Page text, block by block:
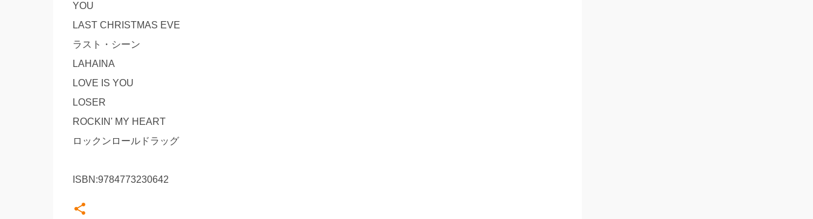
YOU
LAST CHRISTMAS EVE
ラスト・シーン
LAHAINA
LOVE IS YOU
LOSER
ROCKIN' MY HEART
ロックンロールドラッグ
ISBN:9784773230642